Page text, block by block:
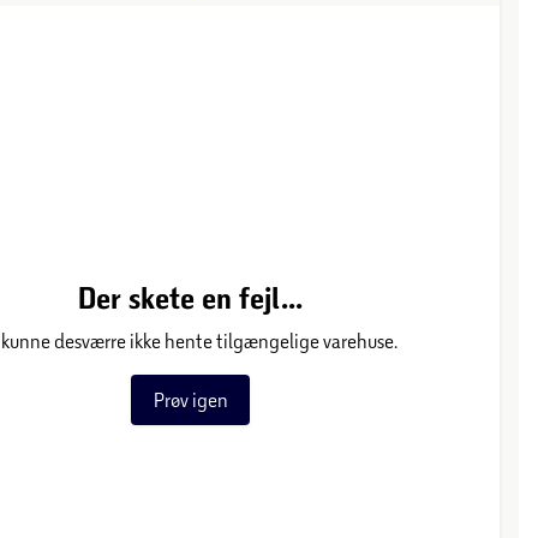
Der skete en fejl...
kunne desværre ikke hente tilgængelige varehuse.
Prøv igen